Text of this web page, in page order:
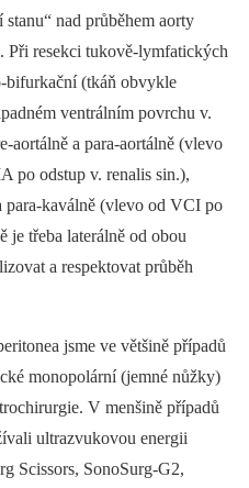
nad průběhem aorty
resekci tukově-lymfatických
bifurkační (tkáň obvykle
ventrálním povrchu v.
aortálně a para-aortálně (vlevo
po odstup v. renalis sin.),
para-kaválně (vlevo od VCI po
je třeba laterálně od obou
a respektovat průběh
jsme ve většině případů
monopolární (jemné nůžky)
V menšině případů
ultrazvukovou energii
Scissors, SonoSurg-G2,